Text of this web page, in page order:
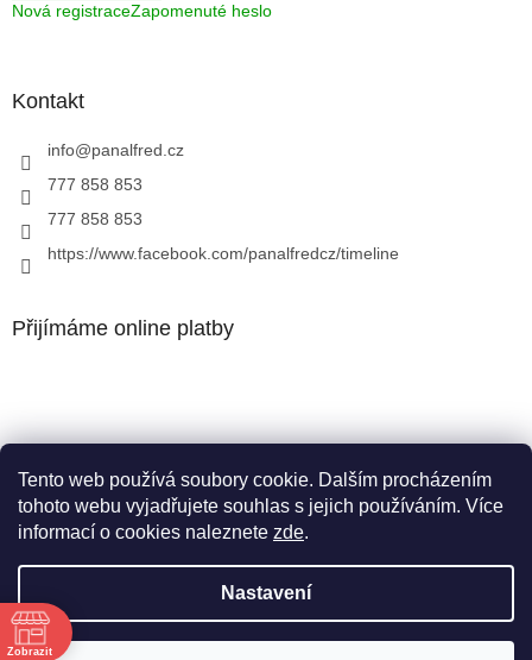
Tento web používá soubory cookie. Dalším procházením
tohoto webu vyjadřujete souhlas s jejich používáním. Více
informací o cookies naleznete zde.
Nastavení
Nová registraceZapomenuté heslo
Kontakt
info@panalfred.cz
777 858 853
777 858 853
https://www.facebook.com/panalfredcz/timeline
Přijímáme online platby
Facebook
Vytvořil Shoptet
Zobrazit